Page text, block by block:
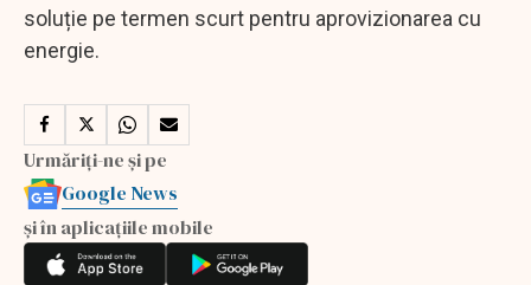
soluție pe termen scurt pentru aprovizionarea cu
energie.
Urmăriți-ne și pe
Google News
și în aplicațiile mobile